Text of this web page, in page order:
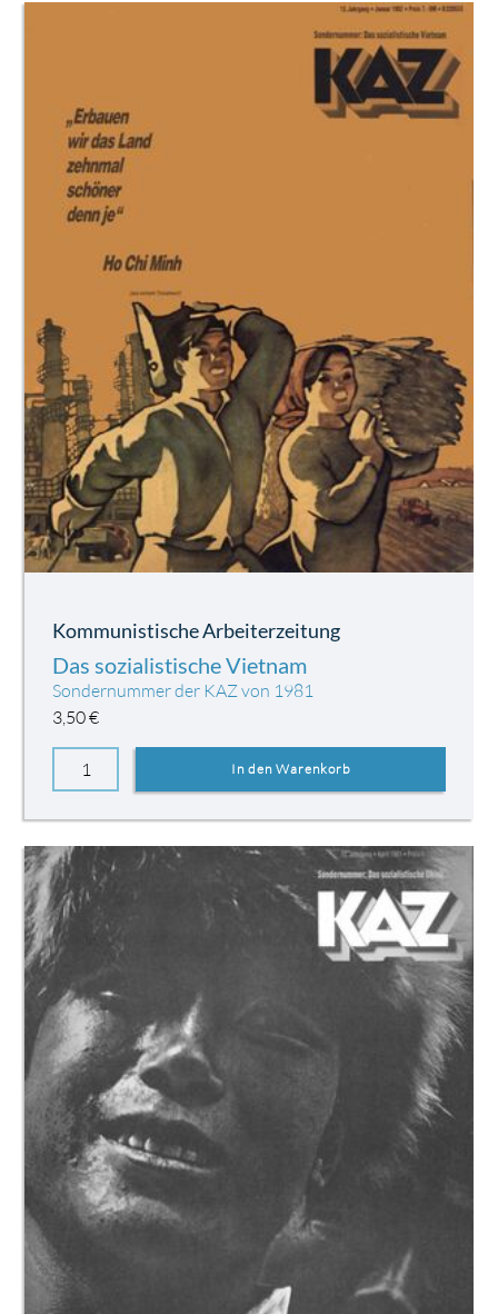
Kommunistische Arbeiterzeitung
Das sozialistische Vietnam
Sondernummer der KAZ von 1981
3,50€